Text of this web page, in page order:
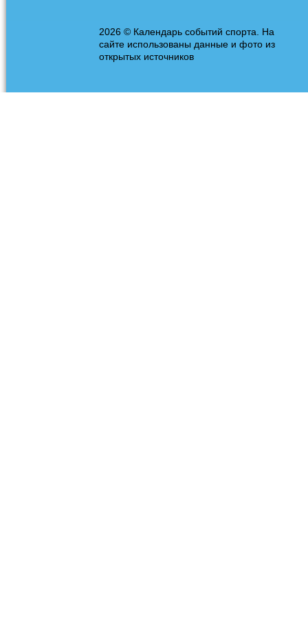
2026 © Календарь событий спорта. На
сайте использованы данные и фото из
открытых источников